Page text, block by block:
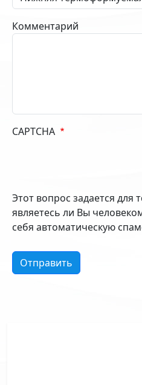
Комментарий
CAPTCHA
Этот вопрос задается для
являетесь ли Вы
себя автоматическую